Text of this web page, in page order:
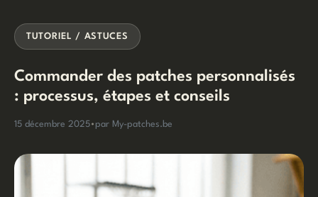
TUTORIEL / ASTUCES
Commander des patches personnalisés
: processus, étapes et conseils
15 décembre 2025• par My-patches.be